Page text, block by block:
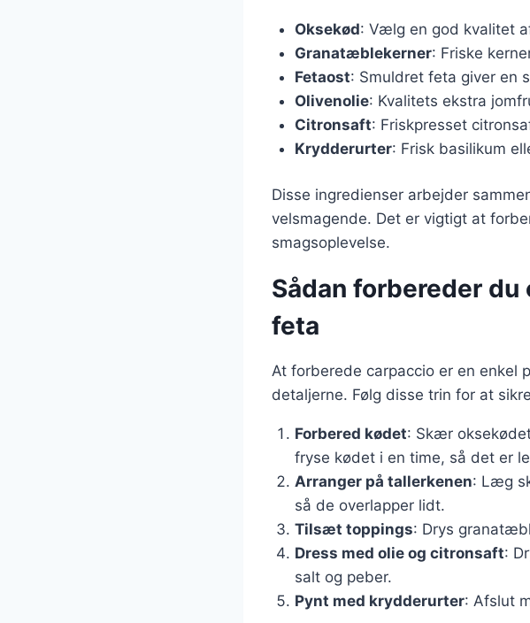
Oksekød: Vælg en god kvalitet
Granatæblekerner: Friske
Fetaost: Smuldret feta giver en
Olivenolie: Kvalitets ekstra
Citronsaft: Friskpresset
Krydderurter: Frisk basilikum
Disse ingredienser arbejder
velsmagende. Det er vigtigt at
smagsoplevelse.
Sådan forbereder
feta
At forberede carpaccio er en
detaljerne. Følg disse trin for at
Forbered kødet: Skær
fryse kødet i en time, så det er
Arranger på tallerkenen: Læg
så de overlapper lidt.
Tilsæt toppings: Drys
Dress med olie og citronsaft:
salt og peber.
Pynt med krydderurter: Afslut